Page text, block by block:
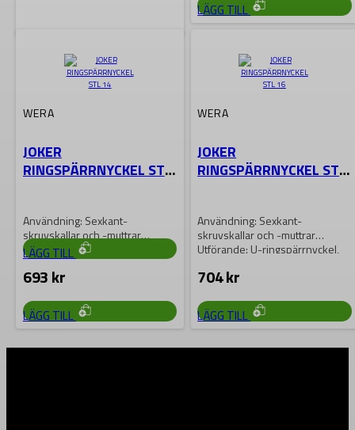
Wera 6000 Joker 11 Set
1 U-ringspärrnyckel-
U-ringspärrnyckel-sats 11 delar
I robust fodral
4 515kr
LÄGG TILL
LÄGG TILL
WERA
JOKER
RINGSPÄRRNYCKEL STL
Användning: Sexkant-
skruvskallar och -muttrar
Utförande: U-ringspärrnyckel,
omkopplingsspak för bekväm
riktningsväxling, ringsidan krökt
693kr
LÄGG TILL
WERA
JOKER
RINGSPÄRRNYCKEL STL
Användning: Sexkant-
skruvskallar och -muttrar
Utförande: U-ringspärrnyckel,
riktningsväxling, ringsidan krökt
704kr
LÄGG TILL